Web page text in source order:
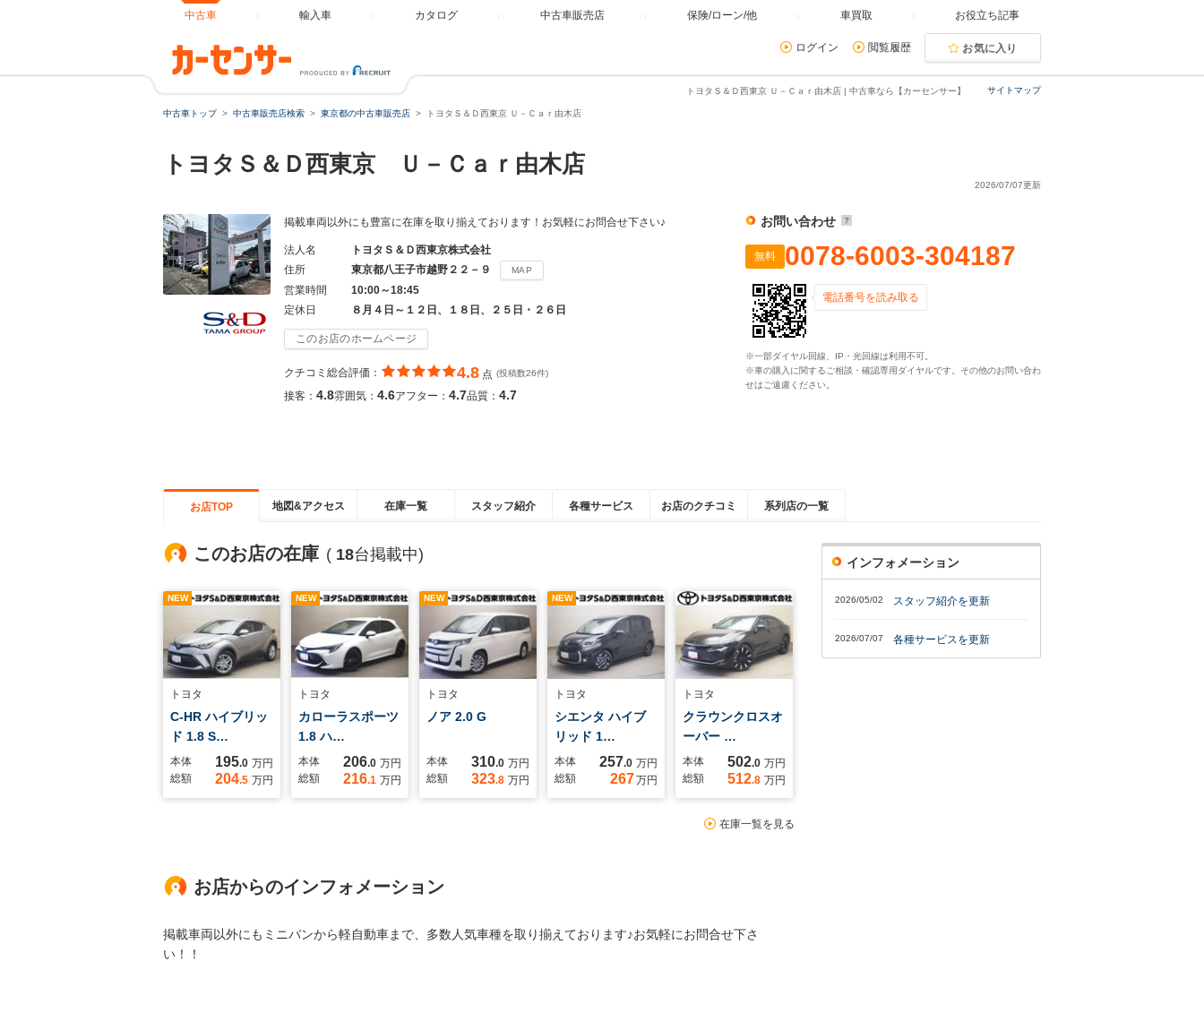
中古車 輸入車 カタログ 中古車販売店 保険/ローン/他 車買取 お役立ち記事
ログイン 閲覧履歴 お気に入り
サイトマップ
トヨタＳ＆Ｄ西東京 Ｕ－Ｃａｒ由木店 | 中古車なら【カーセンサー】
中古車トップ 中古車販売店検索 東京都の中古車販売店 トヨタＳ＆Ｄ西東京 Ｕ－Ｃａｒ由木店
トヨタＳ＆Ｄ西東京 Ｕ－Ｃａｒ由木店
2026/07/07更新
掲載車両以外にも豊富に在庫を取り揃えております！お気軽にお問合せ下さい♪
法人名
トヨタＳ＆Ｄ西東京株式会社
住所
東京都八王子市越野２２－９ MAP
営業時間
10:00～18:45
定休日
８月４日～１２日、１８日、２５日・２６日
このお店のホームページ
クチコミ総合評価： 4.8 点 (投稿数26件)
接客： 4.8雰囲気： 4.6アフター： 4.7品質： 4.7
お問い合わせ
無料 0078-6003-304187
電話番号を読み取る
※一部ダイヤル回線、IP・光回線は利用不可。
※車の購入に関するご相談・確認専用ダイヤルです。その他のお問い合わ
せはご遠慮ください。
お店TOP 地図&アクセス 在庫一覧 スタッフ紹介 各種サービス お店のクチコミ 系列店の一覧
このお店の在庫 ( 18台掲載中)
NEW
トヨタ
C-HR ハイブリッ
ド 1.8 S…
本体 195.0 万円
総額
204.5 万円
NEW
トヨタ
カローラスポーツ
1.8 ハ…
本体 206.0 万円
総額
216.1 万円
NEW
トヨタ
ノア 2.0 G
本体 310.0 万円
総額
323.8 万円
NEW
トヨタ
シエンタ ハイブ
リッド 1…
本体 257.0 万円
総額
267万円
トヨタ
クラウンクロスオ
ーバー …
本体 502.0 万円
総額
512.8 万円
在庫一覧を見る
お店からのインフォメーション
掲載車両以外にもミニバンから軽自動車まで、多数人気車種を取り揃えております♪お気軽にお問合せ下さ
い！！
インフォメーション
2026/05/02 スタッフ紹介を更新
2026/07/07 各種サービスを更新